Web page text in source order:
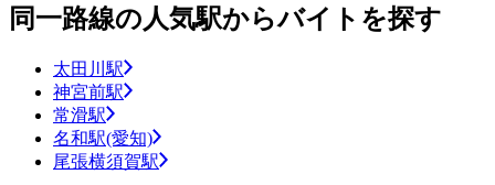
同一路線の人気駅からバイトを探す
太田川駅
神宮前駅
常滑駅
名和駅(愛知)
尾張横須賀駅